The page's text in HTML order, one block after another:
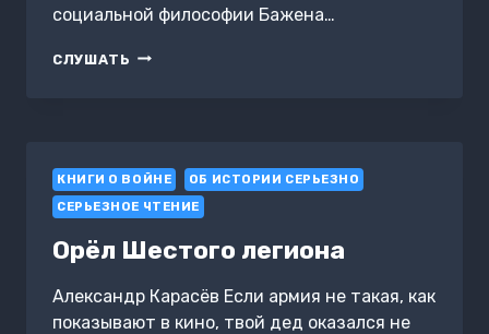
социальной философии Бажена…
СЛУШАТЬ ПУТЕШЕСТВУЮЩИЕ
КНИГИ О ВОЙНЕ
ОБ ИСТОРИИ СЕРЬЕЗНО
СЕРЬЕЗНОЕ ЧТЕНИЕ
Орёл Шестого легиона
Александр Карасёв Если армия не такая, как
показывают в кино, твой дед оказался не